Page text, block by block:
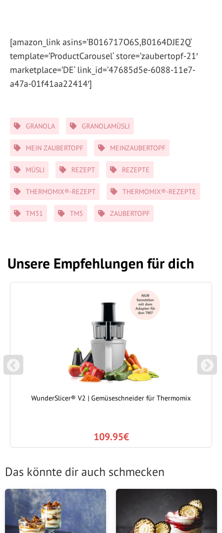
[amazon_link asins=’B016717O6S,B0164DJE2Q‘
template=’ProductCarousel‘ store=’zaubertopf-21′
marketplace=’DE‘ link_id=’47685d5e-6088-11e7-
a47a-01f41aa22414′]
Schlagwörter
GRANOLA GRANOLAMÜSLI
MEIN ZAUBERTOPF MEINZAUBERTOPF
MÜSLI REZEPT REZEPTE
THERMOMIX®-REZEPT THERMOMIX®-REZEPTE
TM31 TM5 ZAUBERTOPF
Unsere Empfehlungen für dich
P
REVIOUS
WunderSlicer® V2 | Gemüseschneider für Thermomix
109.95€
N
EXT
Das könnte dir auch schmecken